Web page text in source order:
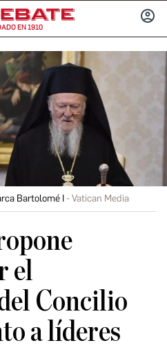
EN 1910
Bartolomé I Vatican Media
el
Concilio
a líderes